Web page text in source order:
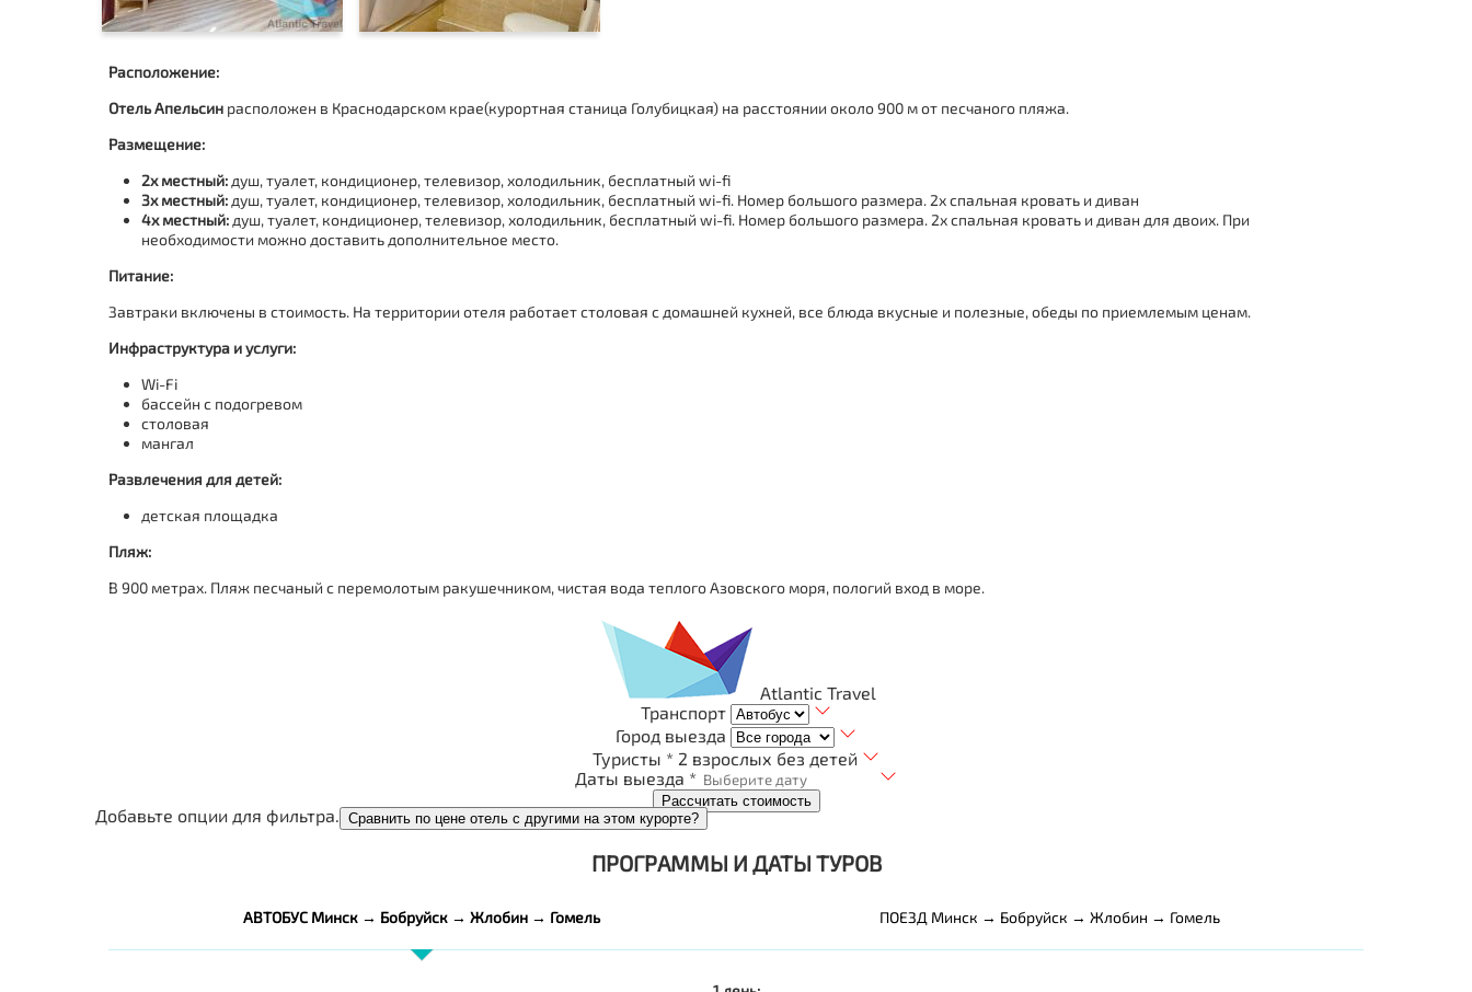
Расположение:
Отель Апельсинрасположен в Краснодарском крае(курортная станица Голубицкая) на расстоянии около 900 м от песчаного пляжа.
Размещение:
2х местный:душ, туалет, кондиционер, телевизор, холодильник, бесплатный wi-fi
3х местный:душ, туалет, кондиционер, телевизор, холодильник, бесплатный wi-fi. Номер большого размера. 2х спальная кровать и диван
4х местный:душ, туалет, кондиционер, телевизор, холодильник, бесплатный wi-fi. Номер большого размера. 2х спальная кровать и диван для двоих. При
необходимости можно доставить дополнительное место.
Питание:
Завтраки включены в стоимость. На территории отеля работает столовая с домашней кухней, все блюда вкусные и полезные, обеды по приемлемым ценам.
Инфраструктура и услуги:
Wi-Fi
бассейн с подогревом
столовая
мангал
Развлечения для детей:
детская площадка
Пляж:
В 900 метрах. Пляж песчаный с перемолотым ракушечником, чистая вода теплого Азовского моря, пологий вход в море.
Atlantic Travel
Транспорт
Город выезда
Туристы * 2 взрослых без детей
Даты выезда *
Рассчитать стоимость
Добавьте опции для фильтра. Сравнить по цене отель с другими на этом курорте?
ПРОГРАММЫ И ДАТЫ ТУРОВ
АВТОБУС Минск → Бобруйск → Жлобин → Гомель ПОЕЗД Минск → Бобруйск → Жлобин → Гомель